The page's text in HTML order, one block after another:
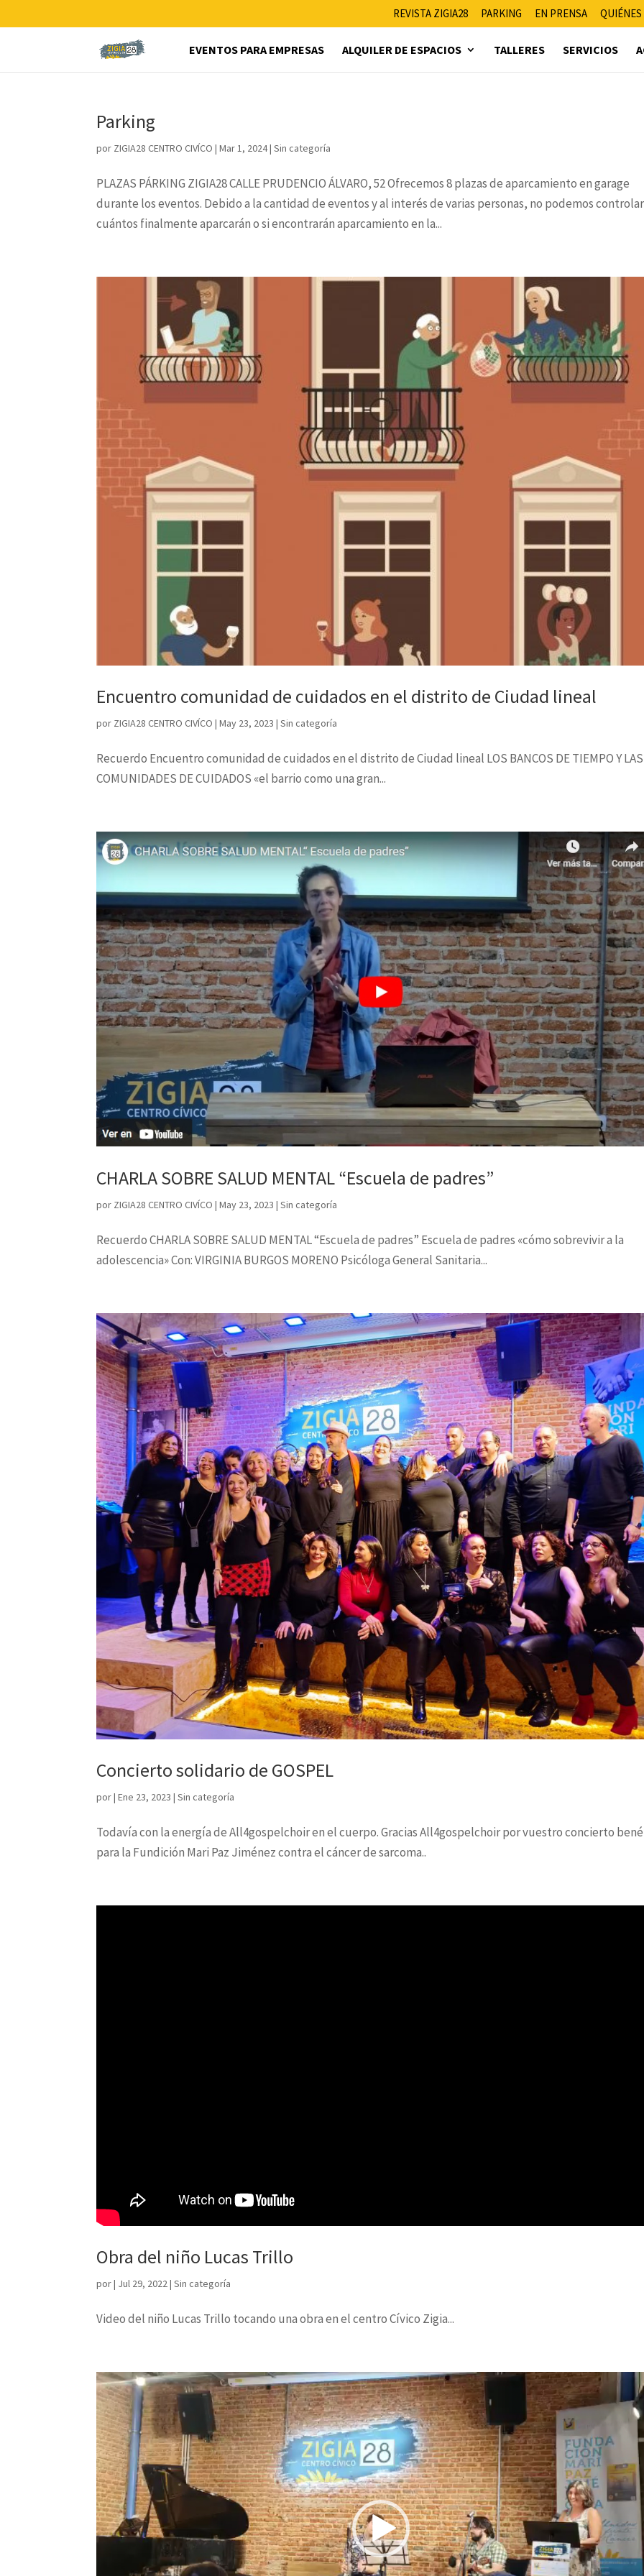
REVISTA ZIGIA28 PARKING EN PRENSA
EVENTOS PARA EMPRESAS ALQUILER DE ESPACIOS TALLERES SERVICIOS
Parking
por ZIGIA28 CENTRO CIVÍCO |Mar 1, 2024|Sin categoría
PLAZAS PÁRKING ZIGIA28 CALLE PRUDENCIO ÁLVARO, 52 Ofrecemos 8 plazas de aparcamiento en garage
durante los eventos. Debido a la cantidad de eventos y al interés de varias personas, no podemos controlar
cuántos finalmente aparcarán o si encontrarán aparcamiento en la...
Encuentro comunidad de cuidados en el distrito de Ciudad lineal
por ZIGIA28 CENTRO CIVÍCO |May 23, 2023 |Sin categoría
Recuerdo Encuentro comunidad de cuidados en el distrito de Ciudad lineal LOS BANCOS DE TIEMPO Y LAS
COMUNIDADES DE CUIDADOS «el barrio como una gran...
CHARLA SOBRE SALUD MENTAL “Escuela de padres”
por ZIGIA28 CENTRO CIVÍCO |May 23, 2023 |Sin categoría
Recuerdo CHARLA SOBRE SALUD MENTAL “Escuela de padres” Escuela de padres «cómo sobrevivir a la
adolescencia» Con: VIRGINIA BURGOS MORENO Psicóloga General Sanitaria...
Concierto solidario de GOSPEL
por|Ene 23, 2023 |Sin categoría
Todavía con la energía de All4gospelchoir en el cuerpo. Gracias All4gospelchoir por vuestro concierto
para la Fundición Mari Paz Jiménez contra el cáncer de sarcoma..
Obra del niño Lucas Trillo
por| Jul 29, 2022|Sin categoría
Video del niño Lucas Trillo tocando una obra en el centro Cívico Zigia...
Reproductor
de
vídeo